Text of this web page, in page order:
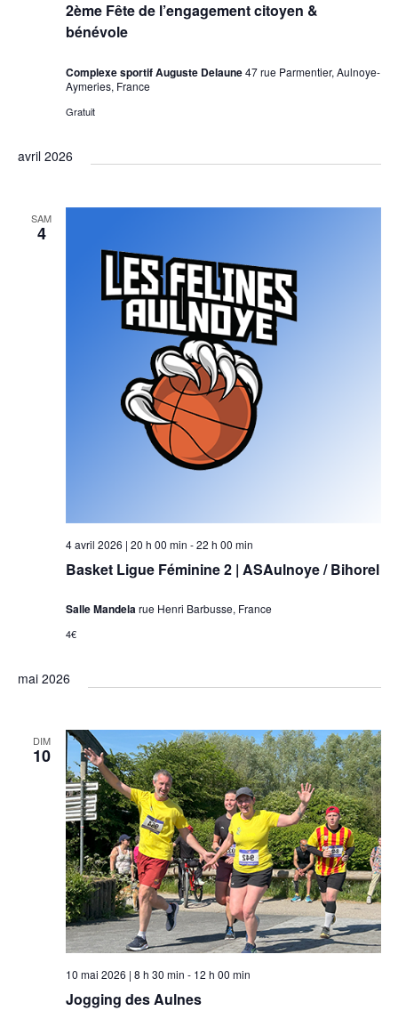
2ème Fête de l’engagement citoyen &
bénévole
Complexe sportif Auguste Delaune47 rue Parmentier, Aulnoye-
Aymeries, France
Gratuit
avril 2026
SAM
4
Basket Ligue Féminine 2 | ASAulnoye / Bihorel
4 avril 2026 | 20 h 00 min -22 h 00 min
Salle Mandelarue Henri Barbusse, France
4€
mai 2026
DIM
10
Jogging des Aulnes
10 mai 2026 | 8 h 30 min - 12 h 00 min